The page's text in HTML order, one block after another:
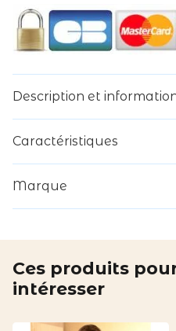
CHILIROSE
CR
4467
ENSEMBLE
PIÈCES
Description et
Caractéristiques
Marque
Ces produits
intéresser